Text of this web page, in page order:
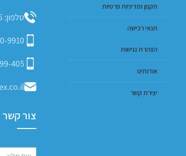
תקנון ומדיניות פרטיות
תנאי רכישה
הצהרת נגישות
אודותינו
יצירת קשר
טלפון: 09-793-9635
9910
405
צור קשר